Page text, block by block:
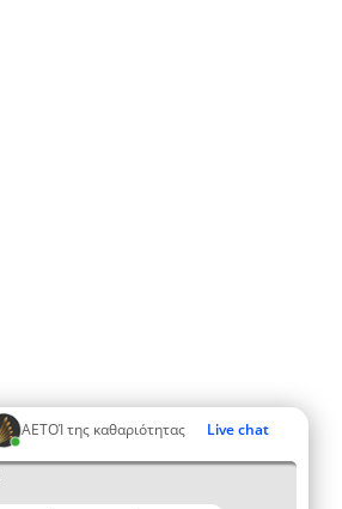
ΑΕΤΟΊ της καθαριότητας Live chat